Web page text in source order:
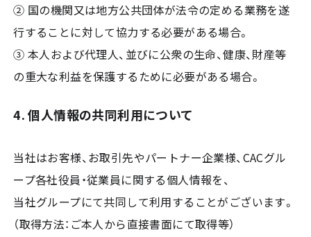
② 国の機関又は地方公共団体が法令の定める業務を遂
行することに対して協力する必要がある場合。
③ 本人および代理人、並びに公衆の生命、健康、財産等
の重大な利益を保護するために必要がある場合。
4. 個人情報の共同利用について
当社はお客様、お取引先やパートナー企業様、CACグル
ープ各社役員・従業員に関する個人情報を、
当社グループにて共同して利用することがございます。
（取得方法：ご本人から直接書面にて取得等）